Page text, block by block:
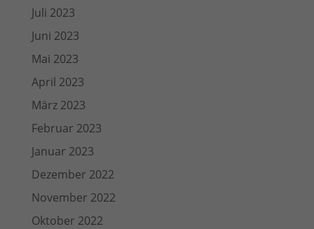
Juli 2023
Juni 2023
Mai 2023
April 2023
März 2023
Februar 2023
Januar 2023
Dezember 2022
November 2022
Oktober 2022